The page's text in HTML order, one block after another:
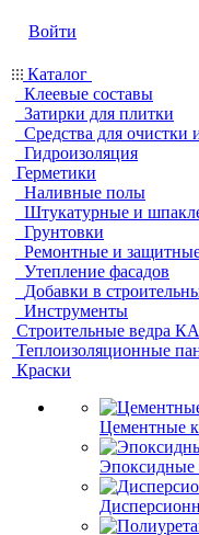
Войти
Каталог
Клеевые составы
Затирки для плитки
Средства для очистки
Гидроизоляция
Герметики
Наливные полы
Штукатурные и
Грунтовки
Ремонтные и
Утепление фасадов
Добавки в
Инструменты
Строительные ведра
Теплоизоляционные
Краски
Цементные
Эпоксидные